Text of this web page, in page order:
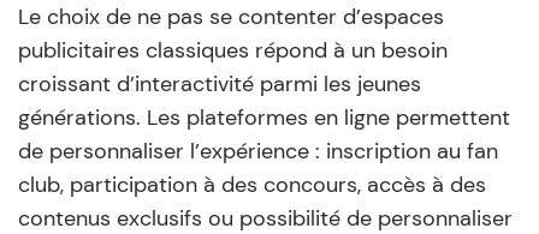
Le choix de ne pas se contenter d’espaces
publicitaires classiques répond à un besoin
croissant d’interactivité parmi les jeunes
générations. Les plateformes en ligne permettent
de personnaliser l’expérience : inscription au fan
club, participation à des concours, accès à des
contenus exclusifs ou possibilité de personnaliser